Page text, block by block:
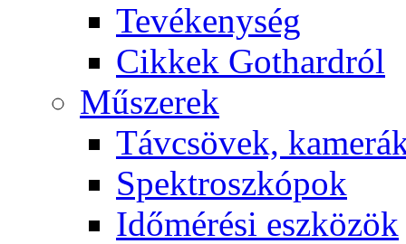
Te­vé­keny­ség
Cik­kek Got­hard­ról
Mű­sze­rek
Táv­csö­vek,
Spekt­rosz­kó­pok
Idő­mé­ré­si esz­kö­zök